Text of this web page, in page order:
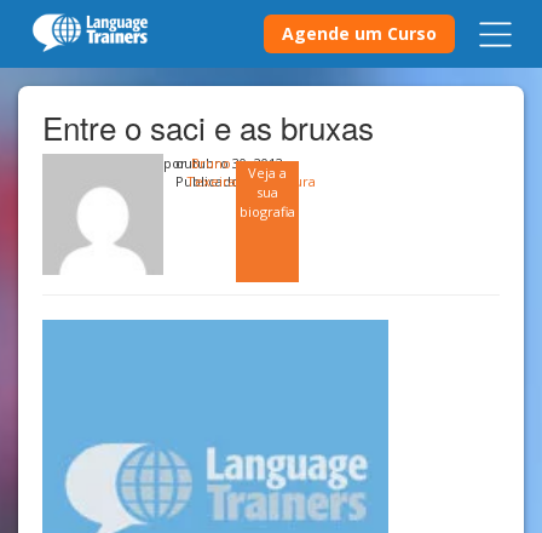
Agende um Curso
Entre o saci e as bruxas
por Bruno
Texeira
Veja a
sua
biografia
outubro 30, 2012
Publicado emCultura